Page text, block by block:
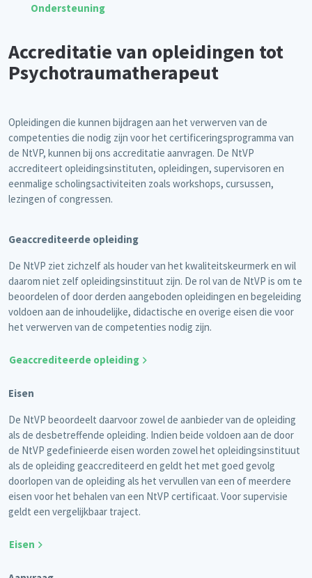
Ondersteuning
Accreditatie van opleidingen tot
Psychotraumatherapeut
Opleidingen die kunnen bijdragen aan het verwerven van de
competenties die nodig zijn voor het certificeringsprogramma van
de NtVP, kunnen bij ons accreditatie aanvragen. De NtVP
accrediteert opleidingsinstituten, opleidingen, supervisoren en
eenmalige scholingsactiviteiten zoals workshops, cursussen,
lezingen of congressen.
Geaccrediteerde opleiding
De NtVP ziet zichzelf als houder van het kwaliteitskeurmerk en wil
daarom niet zelf opleidingsinstituut zijn. De rol van de NtVP is om te
beoordelen of door derden aangeboden opleidingen en begeleiding
voldoen aan de inhoudelijke, didactische en overige eisen die voor
het verwerven van de competenties nodig zijn.
Geaccrediteerde opleiding
Eisen
De NtVP beoordeelt daarvoor zowel de aanbieder van de opleiding
als de desbetreffende opleiding. Indien beide voldoen aan de door
de NtVP gedefinieerde eisen worden zowel het opleidingsinstituut
als de opleiding geaccrediteerd en geldt het met goed gevolg
doorlopen van de opleiding als het vervullen van een of meerdere
eisen voor het behalen van een NtVP certificaat. Voor supervisie
geldt een vergelijkbaar traject.
Eisen